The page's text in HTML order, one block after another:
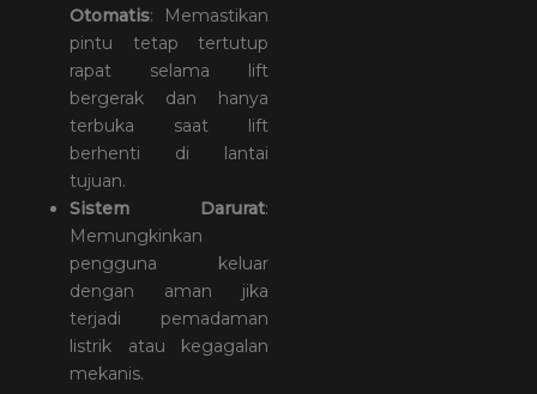
Otomatis: Memastikan
pintu tetap tertutup
rapat selama lift
bergerak dan hanya
terbuka saat lift
berhenti di lantai
tujuan.
Sistem Darurat:
Memungkinkan
pengguna keluar
dengan aman jika
terjadi pemadaman
listrik atau kegagalan
mekanis.